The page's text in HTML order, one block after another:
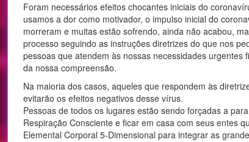
Foram necessários efeitos chocantes iniciais do
usamos a dor como motivador, o impulso inicial do
morreram e muitas estão sofrendo, ainda não acabou,
processo seguindo as instruções diretrizes do que nos
pessoas que atendem às nossas necessidades
da nossa compreensão.
Na maioria dos casos, aqueles que respondem às
evitarão os efeitos negativos desse vírus.
Pessoas de todos os lugares estão sendo forçadas a
Respiração Consciente e ficar em casa com seus entes
Elemental Corporal 5-Dimensional para integrar as